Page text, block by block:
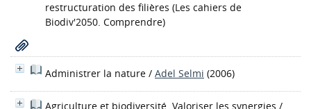
restructuration des filières (Les cahiers de
Biodiv'2050. Comprendre)
Administrer la nature / Adel Selmi (2006)
Agriculture et biodiversité. Valoriser les synergies /